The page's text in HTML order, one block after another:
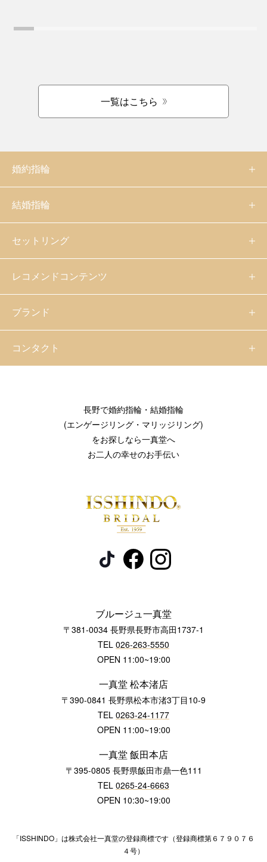
一覧はこちら
婚約指輪
結婚指輪
セットリング
レコメンドコンテンツ
ブランド
コンタクト
長野で婚約指輪・結婚指輪
(エンゲージリング・マリッジリング)
をお探しなら一真堂へ
お二人の幸せのお手伝い
ブルージュ一真堂
〒381-0034 長野県長野市高田1737-1
TEL 026-263-5550
OPEN 11:00~19:00
一真堂 松本渚店
〒390-0841 長野県松本市渚3丁目10-9
TEL 0263-24-1177
OPEN 11:00~19:00
一真堂 飯田本店
〒395-0805 長野県飯田市鼎一色111
TEL 0265-24-6663
OPEN 10:30~19:00
「ISSHINDO」は株式会社一真堂の登録商標です（登録商標第６７９０７６
４号）